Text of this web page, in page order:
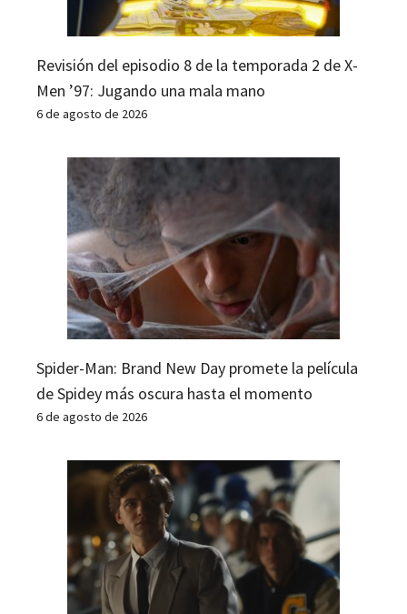
Revisión del episodio 8 de la temporada 2 de X-
Men ’97: Jugando una mala mano
6 de agosto de 2026
Spider-Man: Brand New Day promete la película
de Spidey más oscura hasta el momento
6 de agosto de 2026